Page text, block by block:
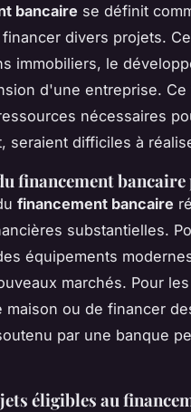
bancaire se définit
divers projets.
immobiliers, le
d'une entreprise.
nécessaires
seraient difficiles à
financement
financement bancaire
substantielles.
équipements
marchés. Pour
maison ou de financer
par une banque
éligibles au